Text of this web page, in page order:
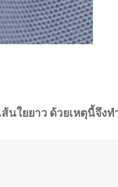
ส้นใยยาว ด้วยเหตุ